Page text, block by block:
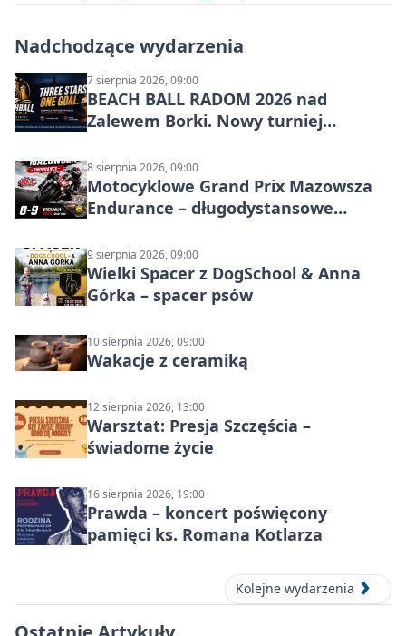
Nadchodzące wydarzenia
7 sierpnia 2026, 09:00
BEACH BALL RADOM 2026 nad
Zalewem Borki. Nowy turniej
8 sierpnia 2026, 09:00
Motocyklowe Grand Prix Mazowsza
Endurance – długodystansowe
9 sierpnia 2026, 09:00
Wielki Spacer z DogSchool & Anna
Górka – spacer psów
10 sierpnia 2026, 09:00
Wakacje z ceramiką
12 sierpnia 2026, 13:00
Warsztat: Presja Szczęścia –
świadome życie
16 sierpnia 2026, 19:00
Prawda – koncert poświęcony
pamięci ks. Romana Kotlarza
Kolejne wydarzenia